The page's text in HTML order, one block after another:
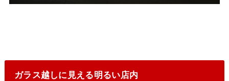
ガラス越しに見える明るい店内